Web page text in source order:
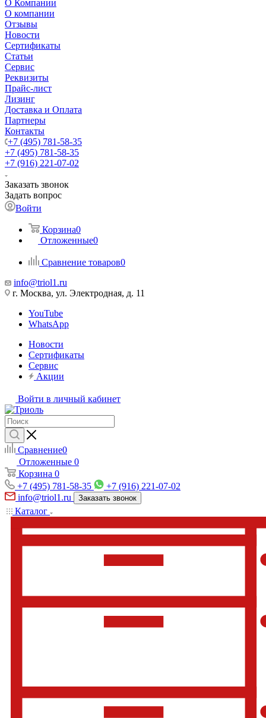
О Компании
О компании
Отзывы
Новости
Сертификаты
Статьи
Сервис
Реквизиты
Прайс-лист
Лизинг
Доставка и Оплата
Партнеры
Контакты
+7 (495) 781-58-35
+7 (495) 781-58-35
+7 (916) 221-07-02
Заказать звонок
Задать вопрос
Войти
Корзина0
Отложенные0
Сравнение товаров0
info@triol1.ru
г. Москва, ул. Электродная, д. 11
YouTube
WhatsApp
Новости
Сертификаты
Сервис
Акции
Войти в личный кабинет
Сравнение0
Отложенные 0
Корзина 0
+7 (495) 781-58-35
+7 (916) 221-07-02
info@triol1.ru
Заказать звонок
Каталог